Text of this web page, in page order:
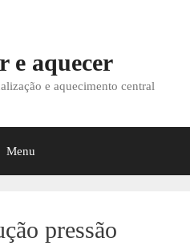
e aquecer
e aquecimento central
Menu
pressão